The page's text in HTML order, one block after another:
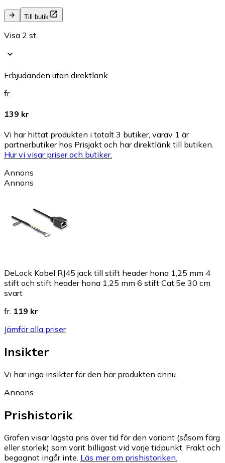
Till butik
Visa 2 st
Erbjudanden utan direktlänk
fr.
139 kr
Vi har hittat produkten i totalt 3 butiker, varav 1 är
partnerbutiker hos Prisjakt och har direktlänk till butiken.
Hur vi visar priser och butiker.
Annons
Annons
DeLock Kabel RJ45 jack till stift header hona 1,25 mm 4
stift och stift header hona 1,25 mm 6 stift Cat.5e 30 cm
svart
fr. 119 kr
Jämför alla priser
Insikter
Vi har inga insikter för den här produkten ännu.
Annons
Prishistorik
Grafen visar lägsta pris över tid för den variant (såsom färg
eller storlek) som varit billigast vid varje tidpunkt. Frakt och
begagnat ingår inte. Läs mer om prishistoriken.